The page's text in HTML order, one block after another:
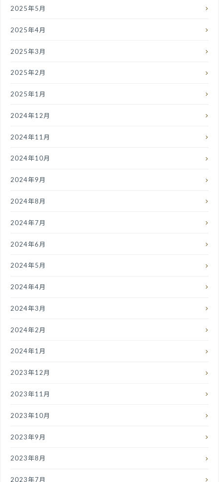
2025年5月
2025年4月
2025年3月
2025年2月
2025年1月
2024年12月
2024年11月
2024年10月
2024年9月
2024年8月
2024年7月
2024年6月
2024年5月
2024年4月
2024年3月
2024年2月
2024年1月
2023年12月
2023年11月
2023年10月
2023年9月
2023年8月
2023年7月